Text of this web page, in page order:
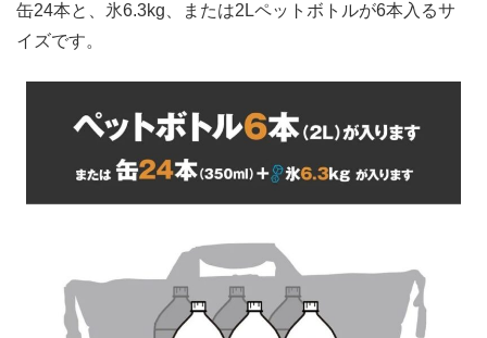
缶24本と、氷6.3kg、または2Lペットボトルが6本入るサ
イズです。